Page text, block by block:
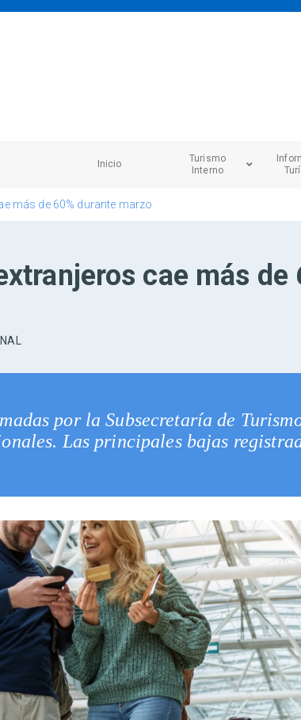
Inicio
Turismo
Interno
más de 60% durante marzo
cae más de
por la Subsecretaría de
Las principales bajas